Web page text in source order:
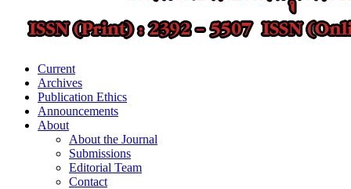
Current
Archives
Publication Ethics
Announcements
About
About the Journal
Submissions
Editorial Team
Contact